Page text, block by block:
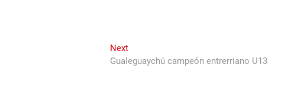
NextNext
post:
Gualeguaychú campeón entrerriano U13